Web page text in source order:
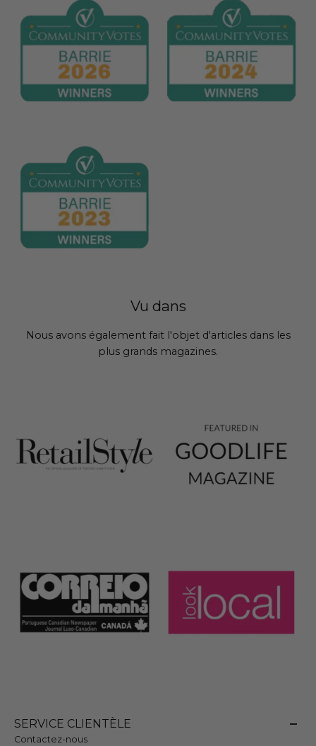
Vu dans
Nous avons également fait l'objet d'articles dans les
plus grands magazines.
SERVICE CLIENTÈLE
Contactez-nous